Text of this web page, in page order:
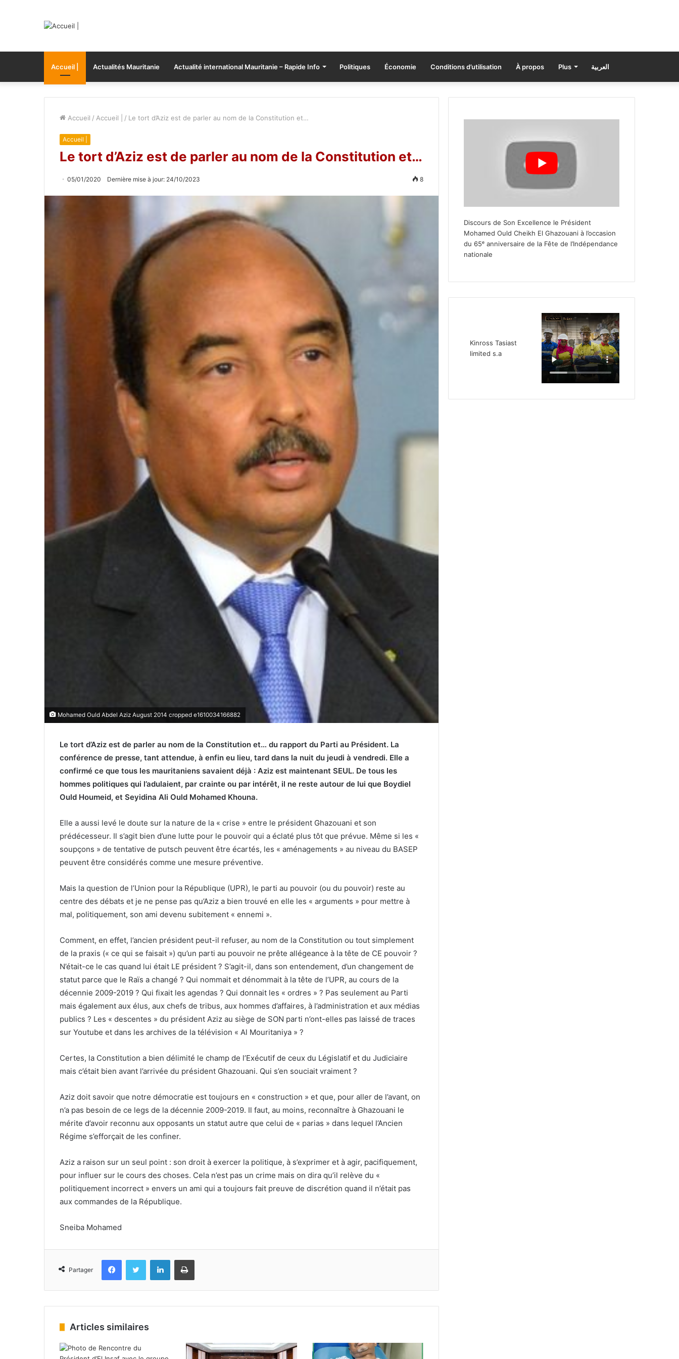
Accueil | Actualités Mauritanie Actualité international Mauritanie – Rapide Info Politiques Économie Conditions d’utilisation À propos Plus العربية
Accueil / Accueil | / Le tort d’Aziz est de parler au nom de la Constitution et…
Accueil |
Le tort d’Aziz est de parler au nom de la Constitution et…
05/01/2020 Dernière mise à jour: 24/10/2023 8
Mohamed Ould Abdel Aziz August 2014 cropped e1610034166882
Le tort d’Aziz est de parler au nom de la Constitution et… du rapport du Parti au Président. La
conférence de presse, tant attendue, à enfin eu lieu, tard dans la nuit du jeudi à vendredi. Elle a
confirmé ce que tous les mauritaniens savaient déjà : Aziz est maintenant SEUL. De tous les
hommes politiques qui l’adulaient, par crainte ou par intérêt, il ne reste autour de lui que Boydiel
Ould Houmeid, et Seyidina Ali Ould Mohamed Khouna.
Elle a aussi levé le doute sur la nature de la « crise » entre le président Ghazouani et son
prédécesseur. Il s’agit bien d’une lutte pour le pouvoir qui a éclaté plus tôt que prévue. Même si les «
soupçons » de tentative de putsch peuvent être écartés, les « aménagements » au niveau du BASEP
peuvent être considérés comme une mesure préventive.
Mais la question de l’Union pour la République (UPR), le parti au pouvoir (ou du pouvoir) reste au
centre des débats et je ne pense pas qu’Aziz a bien trouvé en elle les « arguments » pour mettre à
mal, politiquement, son ami devenu subitement « ennemi ».
Comment, en effet, l’ancien président peut-il refuser, au nom de la Constitution ou tout simplement
de la praxis (« ce qui se faisait ») qu’un parti au pouvoir ne prête allégeance à la tête de CE pouvoir ?
N’était-ce le cas quand lui était LE président ? S’agit-il, dans son entendement, d’un changement de
statut parce que le Raïs a changé ? Qui nommait et dénommait à la tête de l’UPR, au cours de la
décennie 2009-2019 ? Qui fixait les agendas ? Qui donnait les « ordres » ? Pas seulement au Parti
mais également aux élus, aux chefs de tribus, aux hommes d’affaires, à l’administration et aux médias
publics ? Les « descentes » du président Aziz au siège de SON parti n’ont-elles pas laissé de traces
sur Youtube et dans les archives de la télévision « Al Mouritaniya » ?
Certes, la Constitution a bien délimité le champ de l’Exécutif de ceux du Législatif et du Judiciaire
mais c’était bien avant l’arrivée du président Ghazouani. Qui s’en souciait vraiment ?
Aziz doit savoir que notre démocratie est toujours en « construction » et que, pour aller de l’avant, on
n’a pas besoin de ce legs de la décennie 2009-2019. Il faut, au moins, reconnaître à Ghazouani le
mérite d’avoir reconnu aux opposants un statut autre que celui de « parias » dans lequel l’Ancien
Régime s’efforçait de les confiner.
Aziz a raison sur un seul point : son droit à exercer la politique, à s’exprimer et à agir, pacifiquement,
pour influer sur le cours des choses. Cela n’est pas un crime mais on dira qu’il relève du «
politiquement incorrect » envers un ami qui a toujours fait preuve de discrétion quand il n’était pas
aux commandes de la République.
Sneiba Mohamed
Partager
FacebookTwitter LinkedinImprimer
Articles similaires
Discours de Son Excellence le Président
Mohamed Ould Cheikh El Ghazouani à l’occasion
du 65ᵉ anniversaire de la Fête de l’Indépendance
nationale
Kinross Tasiast
limited s.a